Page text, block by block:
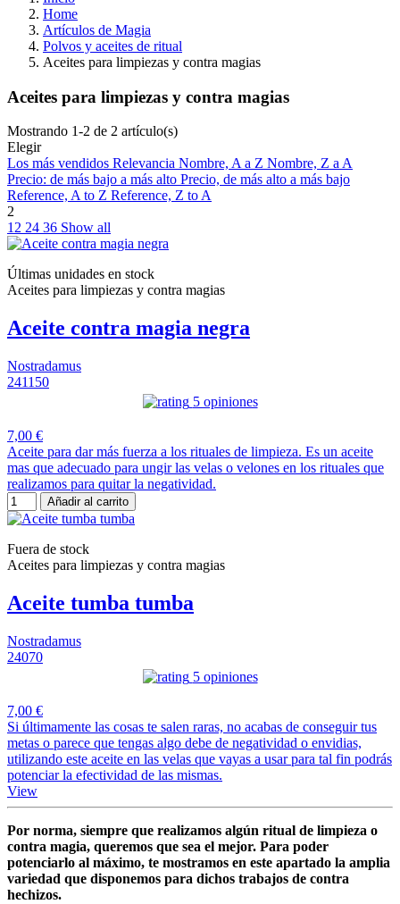
Home
Artículos de Magia
Polvos y aceites de ritual
Aceites para limpiezas y contra magias
Aceites para limpiezas y contra magias
Mostrando 1-2 de 2 artículo(s)
Elegir
Los más vendidos Relevancia Nombre, A a Z Nombre, Z a A
Precio: de más bajo a más alto Precio, de más alto a más bajo
Reference, A to Z Reference, Z to A
2
12 24 36 Show all
Últimas unidades en stock
Aceites para limpiezas y contra magias
Aceite contra magia negra
Nostradamus
241150
5 opiniones
7,00 €
Aceite para dar más fuerza a los rituales de limpieza. Es un aceite
mas que adecuado para ungir las velas o velones en los rituales que
realizamos para quitar la negatividad.
Añadir al carrito
Fuera de stock
Aceites para limpiezas y contra magias
Aceite tumba tumba
Nostradamus
24070
5 opiniones
7,00 €
Si últimamente las cosas te salen raras, no acabas de conseguir tus
metas o parece que tengas algo debe de negatividad o envidias,
utilizando este aceite en las velas que vayas a usar para tal fin podrás
potenciar la efectividad de las mismas.
View
Por norma, siempre que realizamos algún ritual de limpieza o
contra magia, queremos que sea el mejor. Para poder
potenciarlo al máximo, te mostramos en este apartado la amplia
variedad que disponemos para dichos trabajos de contra
hechizos.